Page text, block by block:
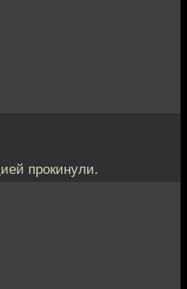
прокинули.